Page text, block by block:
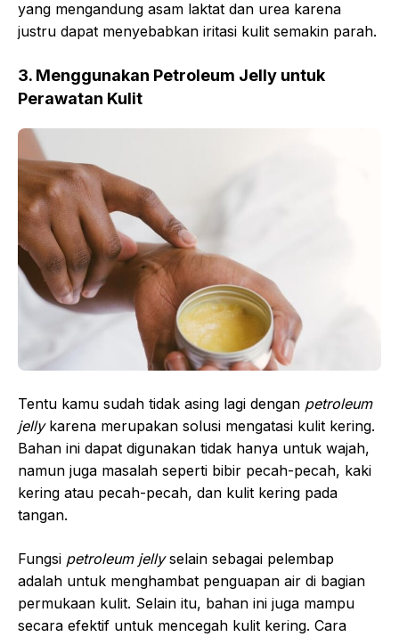
yang mengandung asam laktat dan urea karena
justru dapat menyebabkan iritasi kulit semakin parah.
3. Menggunakan Petroleum Jelly untuk
Perawatan Kulit
Tentu kamu sudah tidak asing lagi dengan petroleum
jelly karena merupakan solusi mengatasi kulit kering.
Bahan ini dapat digunakan tidak hanya untuk wajah,
namun juga masalah seperti bibir pecah-pecah, kaki
kering atau pecah-pecah, dan kulit kering pada
tangan.
Fungsi petroleum jellyselain sebagai pelembap
adalah untuk menghambat penguapan air di bagian
permukaan kulit. Selain itu, bahan ini juga mampu
secara efektif untuk mencegah kulit kering. Cara